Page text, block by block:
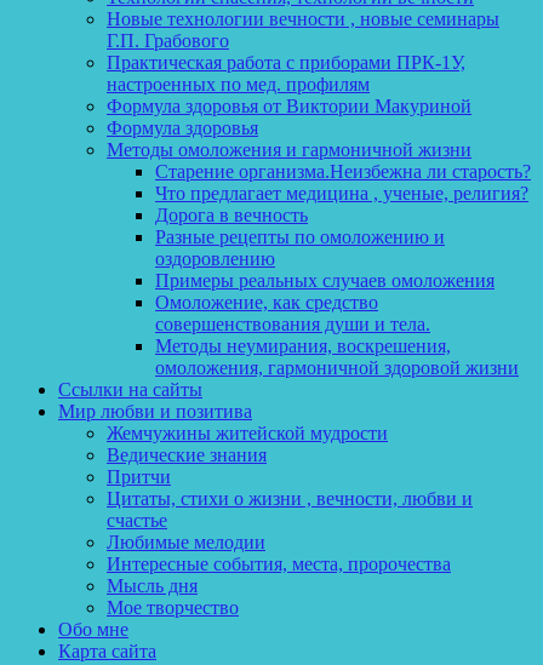
Новые технологии вечности , новые семинары
Г.П. Грабового
Практическая работа с приборами ПРК-1У,
настроенных по мед. профилям
Формула здоровья от Виктории Макуриной
Формула здоровья
Методы омоложения и гармоничной жизни
Старение организма.Неизбежна ли старость?
Что предлагает медицина , ученые, религия?
Дорога в вечность
Разные рецепты по омоложению и
оздоровлению
Примеры реальных случаев омоложения
Омоложение, как средство
совершенствования души и тела.
Методы неумирания, воскрешения,
омоложения, гармоничной здоровой жизни
Ссылки на сайты
Мир любви и позитива
Жемчужины житейской мудрости
Ведические знания
Притчи
Цитаты, стихи о жизни , вечности, любви и
счастье
Любимые мелодии
Интересные события, места, пророчества
Мысль дня
Мое творчество
Обо мне
Карта сайта